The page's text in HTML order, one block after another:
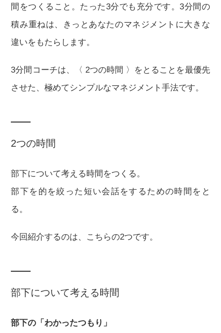
間をつくること。たった3分でも充分です。3分間の
積み重ねは、きっとあなたのマネジメントに大きな
違いをもたらします。
3分間コーチは、〈 2つの時間 〉をとることを最優先
させた、極めてシンプルなマネジメント手法です。
2つの時間
部下について考える時間をつくる。
部下を的を絞った短い会話をするための時間をと
る。
今回紹介するのは、こちらの2つです。
部下について考える時間
部下の「わかったつもり」